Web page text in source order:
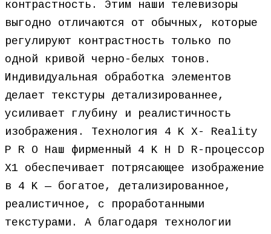
контрастность. Этим наши телевизоры
выгодно отличаются от обычных, которые
регулируют контрастность только по
одной кривой черно-белых тонов.
Индивидуальная обработка элементов
делает текстуры детализированнее,
усиливает глубину и реалистичность
изображения. Технология 4 K X- Reality
P R O Наш фирменный 4 K H D R-процессор
X1 обеспечивает потрясающее изображение
в 4 K — богатое, детализированное,
реалистичное, с проработанными
текстурами. А благодаря технологии